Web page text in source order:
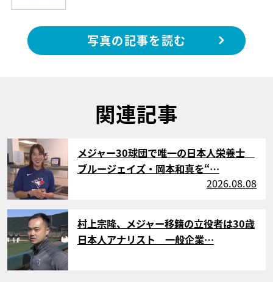
写真の記事を読む
関連記事
サムネイル
メジャー30球団で唯一の日本人栄養士
ブルージェイズ・岡本和真を“…
2026.08.08
サムネイル
村上宗隆、メジャー移籍の立役者は30歳
日本人アナリスト 一般企業…